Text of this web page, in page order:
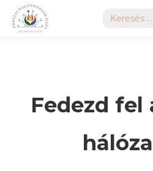
Search:
Fedezd fel